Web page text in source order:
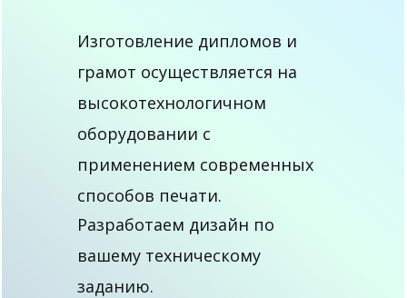
Разработаем дизайн по
вашему техническому
заданию.
Изготовление дипломов и
грамот осуществляется на
высокотехнологичном
оборудовании с
применением современных
способов печати.